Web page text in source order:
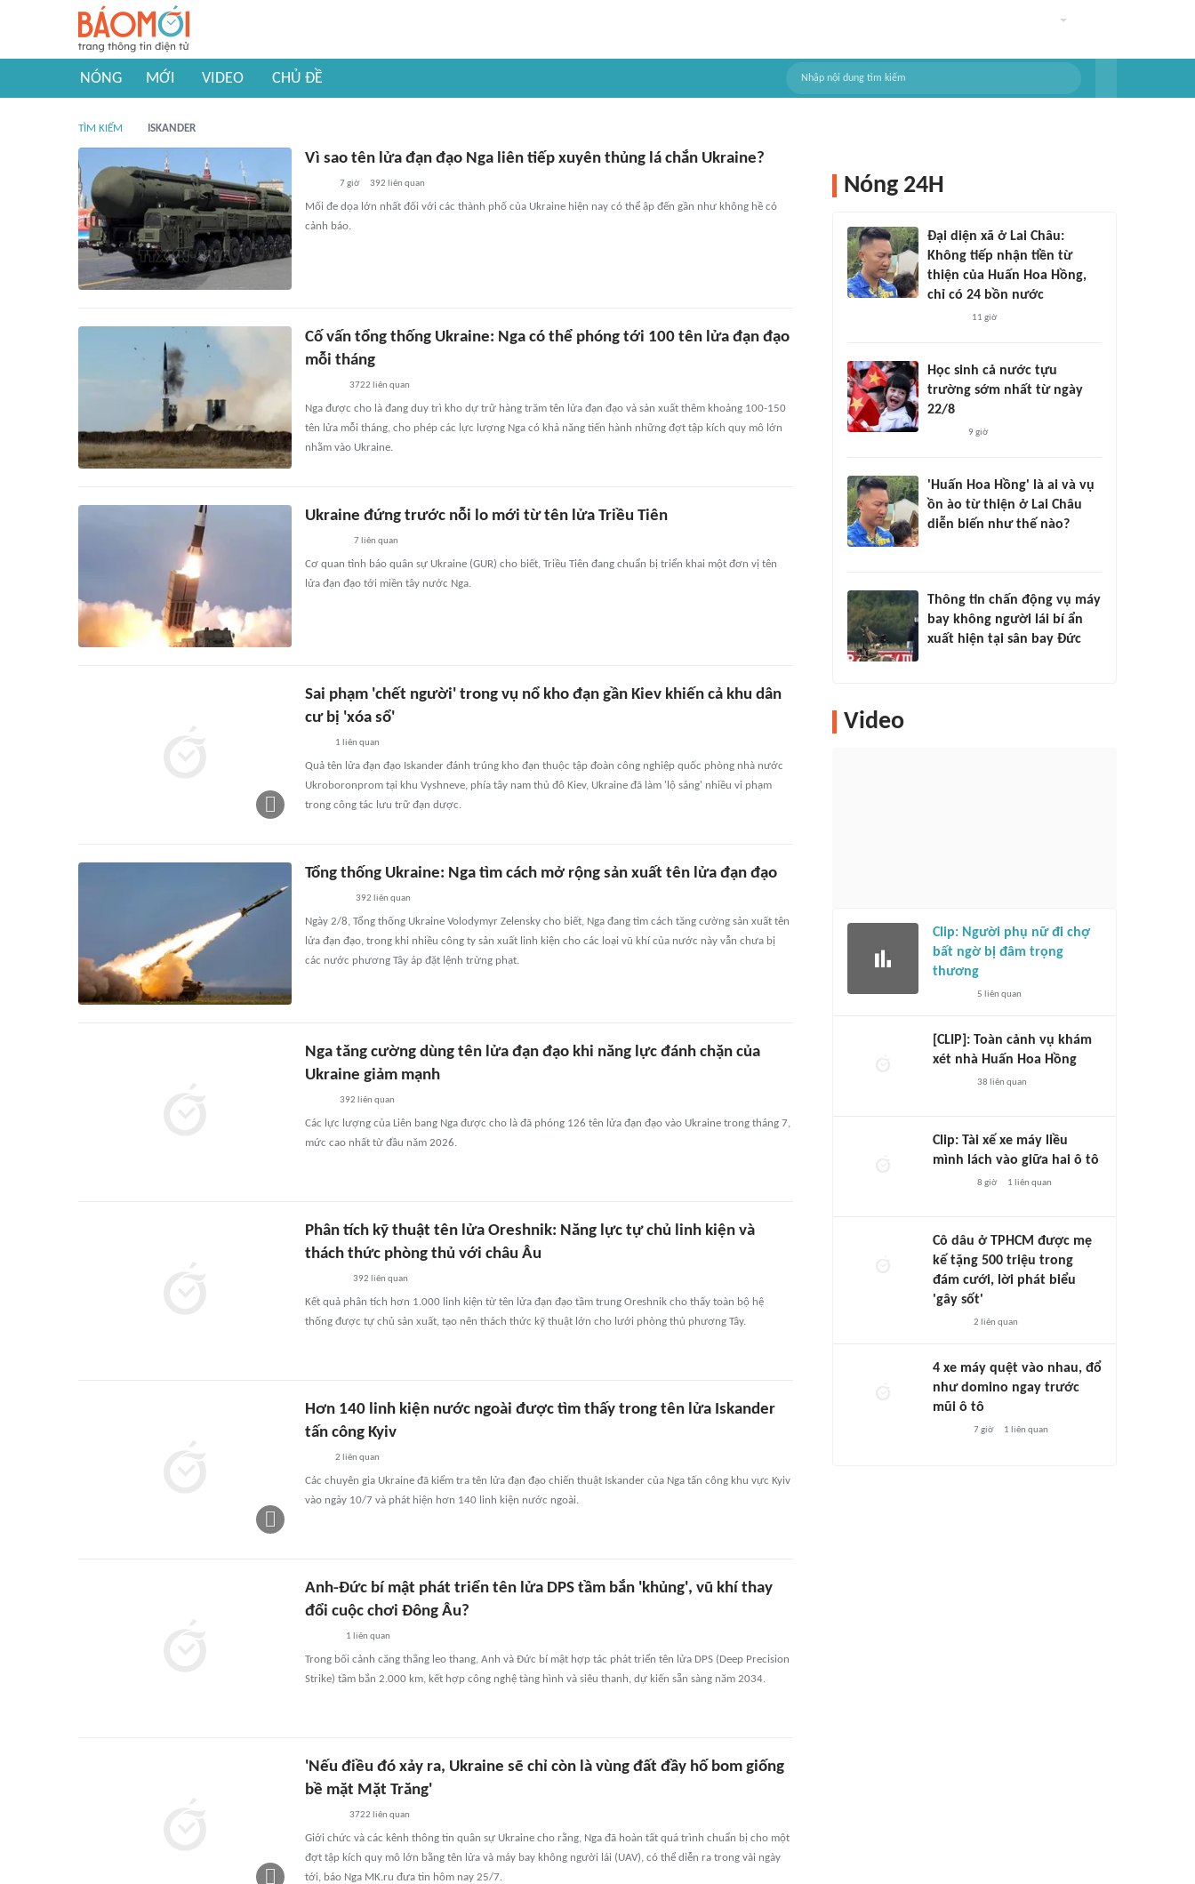
NÓNG MỚI VIDEO CHỦ ĐỀ
TÌM KIẾM ISKANDER
Vì sao tên lửa đạn đạo Nga liên tiếp xuyên thủng lá chắn Ukraine?
7 giờ 392 liên quan
Mối đe dọa lớn nhất đối với các thành phố của Ukraine hiện nay có thể ập đến gần như không hề có
cảnh báo.
Cố vấn tổng thống Ukraine: Nga có thể phóng tới 100 tên lửa đạn đạo
mỗi tháng
3722 liên quan
Nga được cho là đang duy trì kho dự trữ hàng trăm tên lửa đạn đạo và sản xuất thêm khoảng 100-150
tên lửa mỗi tháng, cho phép các lực lượng Nga có khả năng tiến hành những đợt tập kích quy mô lớn
nhằm vào Ukraine.
Ukraine đứng trước nỗi lo mới từ tên lửa Triều Tiên
7liên quan
Cơ quan tình báo quân sự Ukraine (GUR) cho biết, Triều Tiên đang chuẩn bị triển khai một đơn vị tên
lửa đạn đạo tới miền tây nước Nga.
Sai phạm 'chết người' trong vụ nổ kho đạn gần Kiev khiến cả khu dân
cư bị 'xóa sổ'
1 liên quan
Quả tên lửa đạn đạo Iskander đánh trúng kho đạn thuộc tập đoàn công nghiệp quốc phòng nhà nước
Ukroboronprom tại khu Vyshneve, phía tây nam thủ đô Kiev, Ukraine đã làm 'lộ sáng' nhiều vi phạm
trong công tác lưu trữ đạn dược.
Tổng thống Ukraine: Nga tìm cách mở rộng sản xuất tên lửa đạn đạo
392 liên quan
Ngày 2/8, Tổng thống Ukraine Volodymyr Zelensky cho biết, Nga đang tìm cách tăng cường sản xuất tên
lửa đạn đạo, trong khi nhiều công ty sản xuất linh kiện cho các loại vũ khí của nước này vẫn chưa bị
các nước phương Tây áp đặt lệnh trừng phạt.
Nga tăng cường dùng tên lửa đạn đạo khi năng lực đánh chặn của
Ukraine giảm mạnh
392 liên quan
Các lực lượng của Liên bang Nga được cho là đã phóng 126 tên lửa đạn đạo vào Ukraine trong tháng 7,
mức cao nhất từ đầu năm 2026.
Phân tích kỹ thuật tên lửa Oreshnik: Năng lực tự chủ linh kiện và
thách thức phòng thủ với châu Âu
392 liên quan
Kết quả phân tích hơn 1.000 linh kiện từ tên lửa đạn đạo tầm trung Oreshnik cho thấy toàn bộ hệ
thống được tự chủ sản xuất, tạo nên thách thức kỹ thuật lớn cho lưới phòng thủ phương Tây.
Hơn 140 linh kiện nước ngoài được tìm thấy trong tên lửa Iskander
tấn công Kyiv
2 liên quan
Các chuyên gia Ukraine đã kiểm tra tên lửa đạn đạo chiến thuật Iskander của Nga tấn công khu vực Kyiv
vào ngày 10/7 và phát hiện hơn 140 linh kiện nước ngoài.
Anh-Đức bí mật phát triển tên lửa DPS tầm bắn 'khủng', vũ khí thay
đổi cuộc chơi Đông Âu?
1 liên quan
Trong bối cảnh căng thẳng leo thang, Anh và Đức bí mật hợp tác phát triển tên lửa DPS (Deep Precision
Strike) tầm bắn 2.000 km, kết hợp công nghệ tàng hình và siêu thanh, dự kiến sẵn sàng năm 2034.
'Nếu điều đó xảy ra, Ukraine sẽ chỉ còn là vùng đất đầy hố bom giống
bề mặt Mặt Trăng'
3722 liên quan
Giới chức và các kênh thông tin quân sự Ukraine cho rằng, Nga đã hoàn tất quá trình chuẩn bị cho một
đợt tập kích quy mô lớn bằng tên lửa và máy bay không người lái (UAV), có thể diễn ra trong vài ngày
tới, báo Nga MK.ru đưa tin hôm nay 25/7.
Nóng 24H
Đại diện xã ở Lai Châu:
Không tiếp nhận tiền từ
thiện của Huấn Hoa Hồng,
chỉ có 24 bồn nước
11 giờ
Học sinh cả nước tựu
trường sớm nhất từ ngày
22/8
9 giờ
'Huấn Hoa Hồng' là ai và vụ
ồn ào từ thiện ở Lai Châu
diễn biến như thế nào?
Thông tin chấn động vụ máy
bay không người lái bí ẩn
xuất hiện tại sân bay Đức
Video
Clip: Người phụ nữ đi chợ
bất ngờ bị đâm trọng
thương
5 liên quan
[CLIP]: Toàn cảnh vụ khám
xét nhà Huấn Hoa Hồng
38 liên quan
Clip: Tài xế xe máy liều
mình lách vào giữa hai ô tô
8 giờ 1 liên quan
Cô dâu ở TPHCM được mẹ
kế tặng 500 triệu trong
đám cưới, lời phát biểu
'gây sốt'
2 liên quan
4 xe máy quệt vào nhau, đổ
như domino ngay trước
mũi ô tô
7 giờ 1 liên quan